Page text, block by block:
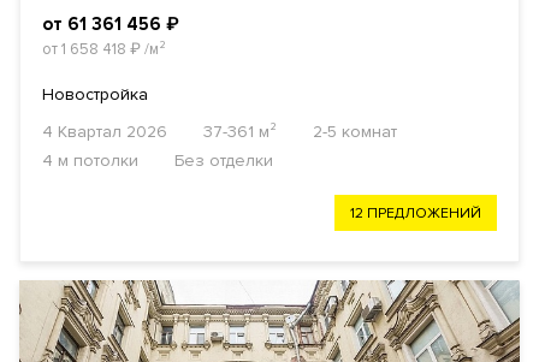
от 61 361 456 ₽
от 1 658 418 ₽/м²
Новостройка
4 Квартал 2026
37-361 м²
2-5 комнат
4 м потолки
Без отделки
12 ПРЕДЛОЖЕНИЙ